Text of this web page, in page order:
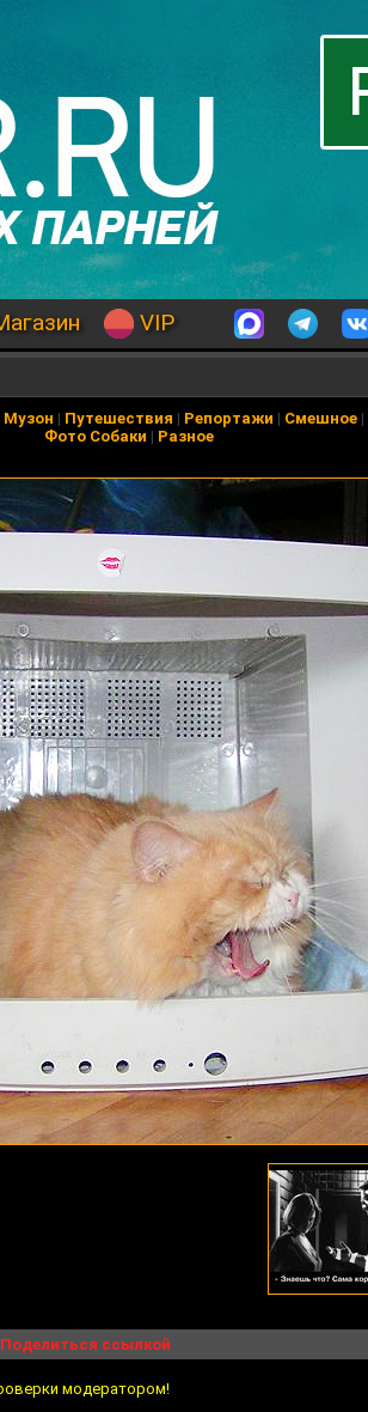
VIP
Музон | Путешествия | Репортажи | Смешное|
Фото Собаки | Разное
Поделиться ссылкой
модератором!